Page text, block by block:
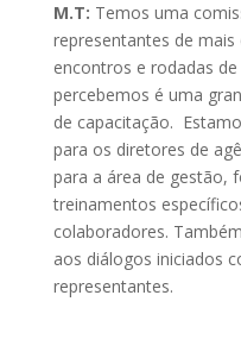
M.T: Temos uma
representantes de
encontros e rodadas
percebemos é uma
de capacitação.
para os diretores de
para a área de gestão,
treinamentos
colaboradores.
aos diálogos iniciados
representantes.